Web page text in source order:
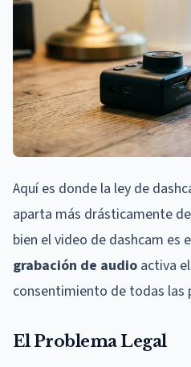
Aquí es donde la ley de
aparta más drásticamente
bien el video de dashcam es
grabación de audio activa
consentimiento de todas las
El Problema Legal